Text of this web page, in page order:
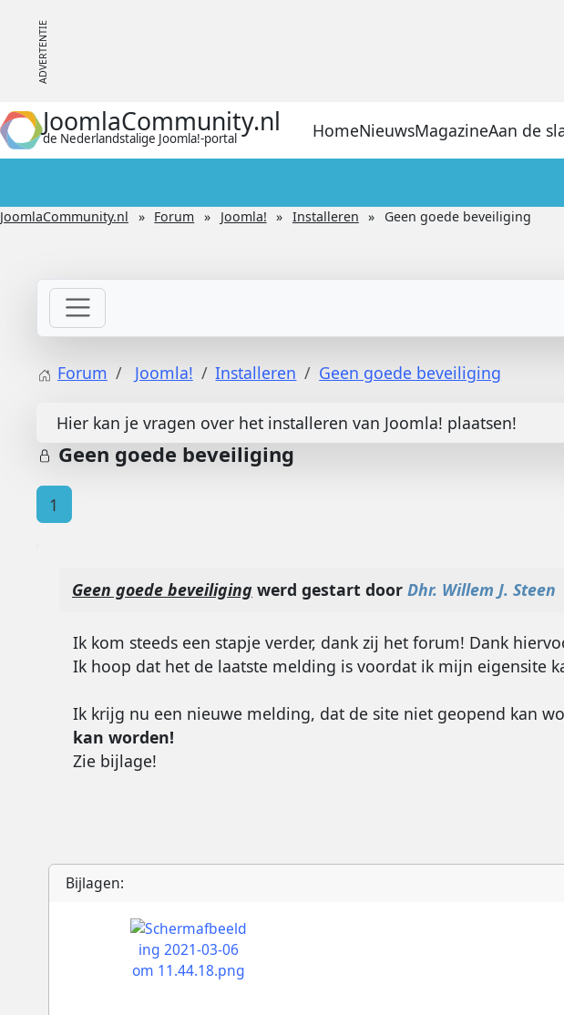
JoomlaCommunity.nl
de Nederlandstalige Joomla!-portal HomeNieuwsMagazineAan de
JoomlaCommunity.nl Forum Joomla! Installeren Geen goede beveiliging
Forum Joomla! Installeren Geen goede beveiliging
Hier kan je vragen over het installeren van Joomla! plaatsen!
Geen goede beveiliging
1
Geen goede beveiligingwerd gestart door Dhr. Willem J. Steen
Ik kom steeds een stapje verder, dank zij het forum! Dank
Ik hoop dat het de laatste melding is voordat ik mijn eigensite
Ik krijg nu een nieuwe melding, dat de site niet geopend kan
kan worden!
Zie bijlage!
Bijlagen: